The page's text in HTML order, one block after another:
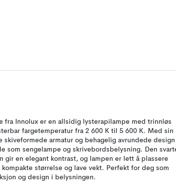
fra Innolux er en allsidig lysterapilampe med trinnløs
fargetemperatur fra 2 600 K til 5 600 K. Med sin
skiveformede armatur og behagelig avrundede design
som sengelampe og skrivebordsbelysning. Den
gir en elegant kontrast, og lampen er lett å plassere
størrelse og lave vekt. Perfekt for deg som
og design i belysningen.